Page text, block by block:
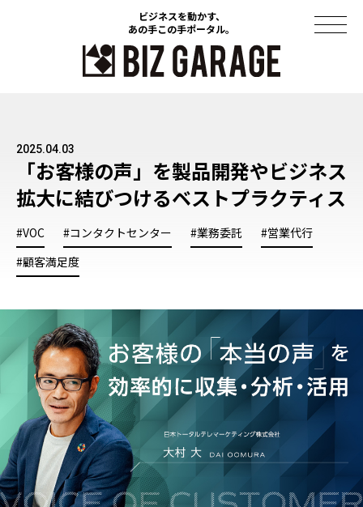
ビジネスを動かす、
あの手この手ポータル。
ビジネスを動かす、
あの手この手ポータル。
セミナー
ソリューション
このサイトについて
2025.04.03
「お客様の声」を製品開発やビジネス
拡大に結びつけるベストプラクティス
#VOC #コンタクトセンター #業務委託
#営業代行
#顧客満足度